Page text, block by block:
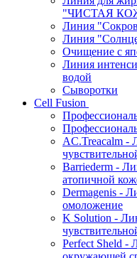
"ЧИСТАЯ
Линия
Линия
Очищение с
Линия
водой
Сыворотки
Cell Fusion
AC.Treacalm -
Barriederm -
атопичной
Dermagenis -
омоложение
K Solution -
Perfect Sheld -